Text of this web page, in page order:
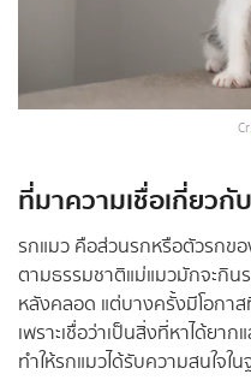
Cr.
ที่มาความเชื่อเกี่ยวกั
รกแมว คือส่วนรกหรือตัวรกข
ตามธรรมชาติแม่แมวมักจะกิน
หลังคลอด แต่บางครั้งมีโอกาส
เพราะเชื่อว่าเป็นสิ่งที่หาได้ยา
ทำให้รกแมวได้รับความสนใจใ